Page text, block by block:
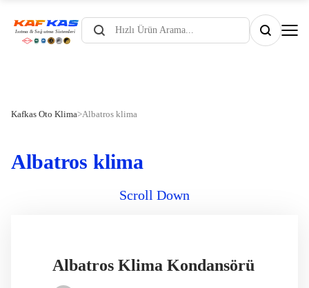
Products
search
Kafkas Oto Klima>Albatros klima
Albatros klima
Scroll Down
Albatros Klima Kondansörü